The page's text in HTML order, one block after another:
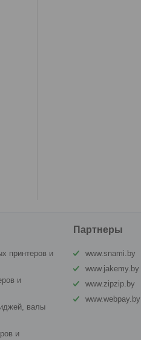
принтеров и
и
валы
и
Партнеры
www.snami.by
www.jakemy.by
www.zipzip.by
www.webpay.by